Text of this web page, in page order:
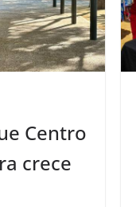
Centro
crece